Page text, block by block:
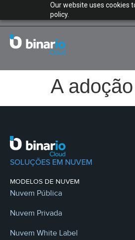
Our website uses cookies
policy.
A
SOLUÇÕES EM NUVEM
MODELOS DE NUVEM
Nuvem Pública
Nuvem Privada
Nuvem White Label